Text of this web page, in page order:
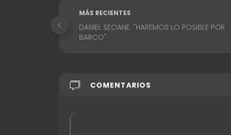
MÁS RECIENTES
DANIEL SEOANE: "HAREMOS LO POSIBLE POR
BARCO"
COMENTARIOS